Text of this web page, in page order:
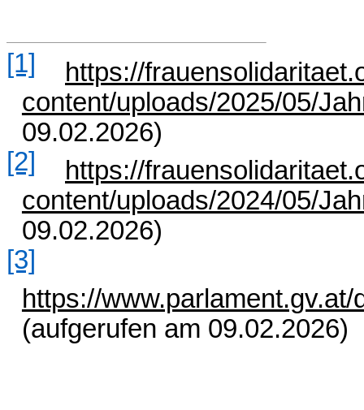
[1]
https://
content/uploads/2025/05/
09.02.2026)
[2]
https://
content/uploads/2024/05/
09.02.2026)
[3]
https://
(aufgerufen am 09.02.2026)